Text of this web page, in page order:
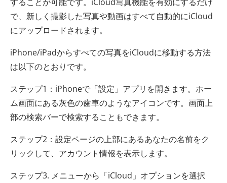
で、新しく撮影した写真や動画はすべて自動的にiCloud
にアップロードされます。
iPhone/iPadからすべての写真をiCloudに移動する方法
は以下のとおりです。
ステップ1：iPhoneで「設定」アプリを開きます。ホー
ム画面にある灰色の歯車のようなアイコンです。画面上
部の検索バーで検索することもできます。
ステップ2：設定ページの上部にあるあなたの名前をク
リックして、アカウント情報を表示します。
ステップ3. メニューから「iCloud」オプションを選択